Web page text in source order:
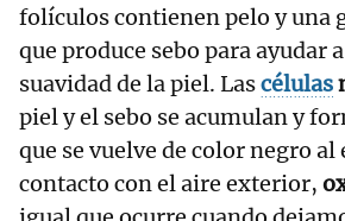
folículos contienen pelo y una
que produce sebo para ayudar
suavidad de la piel. Lascélulas
piel y el sebo se acumulan y
que se vuelve de color negro
contacto con el aire exterior,